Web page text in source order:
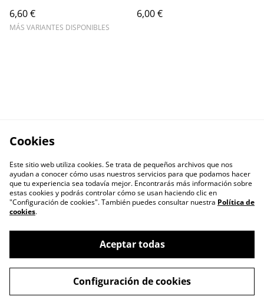
6,60 €
MÁS VARIANTES DISPONIBLES
6,00 €
Escríbenos
Legal Terms
Cookies
Este sitio web utiliza cookies. Se trata de pequeños archivos que nos
ayudan a conocer cómo usas nuestros servicios para que podamos hacer
que tu experiencia sea todavía mejor. Encontrarás más información sobre
estas cookies y podrás controlar cómo se usan haciendo clic en
"Configuración de cookies". También puedes consultar nuestra Política de
cookies.
Aceptar todas
Configuración de cookies